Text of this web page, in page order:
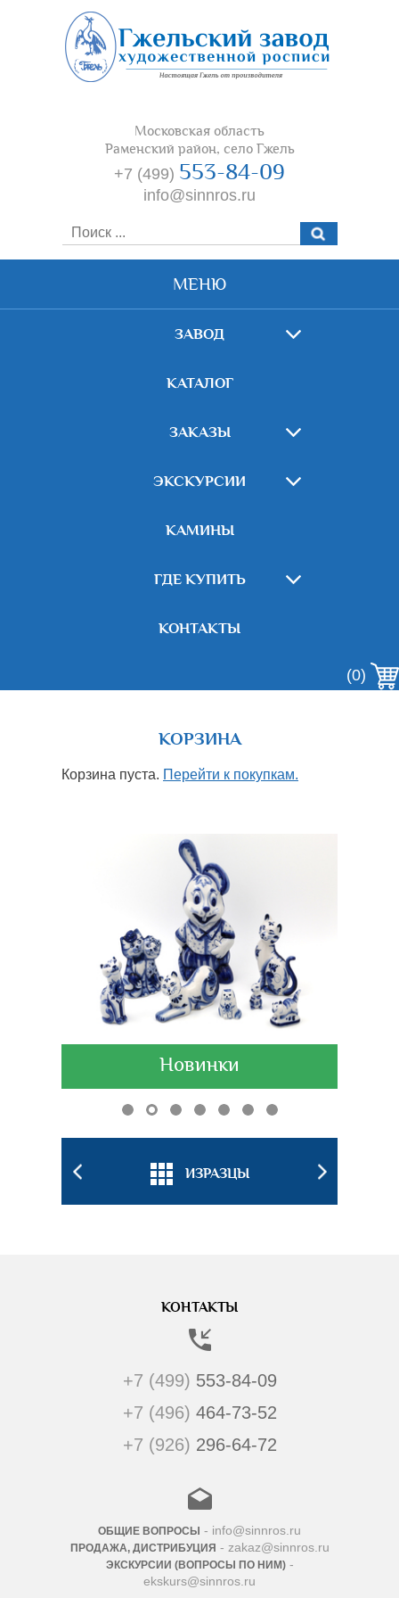
Московская область
Раменский район, село Гжель
+7 (499) 553-84-09
info@sinnros.ru
МЕНЮ
ЗАВОД
КАТАЛОГ
ЗАКАЗЫ
ЭКСКУРСИИ
КАМИНЫ
ГДЕ КУПИТЬ
КОНТАКТЫ
(0)
КОРЗИНА
Корзина пуста. Перейти к покупкам.
Новинки
ИЗРАЗЦЫ
КОНТАКТЫ
+7 (499) 553-84-09
+7 (496) 464-73-52
+7 (926) 296-64-72
ОБЩИЕ ВОПРОСЫ - info@sinnros.ru
ПРОДАЖА, ДИСТРИБУЦИЯ - zakaz@sinnros.ru
ЭКСКУРСИИ (ВОПРОСЫ ПО НИМ)-
ekskurs@sinnros.ru